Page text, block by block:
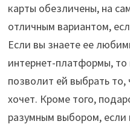
карты обезличены, на
отличным вариантом,
Если вы знаете ее
интернет-платформы, то
позволит ей выбрать
хочет. Кроме того,
разумным выбором, если